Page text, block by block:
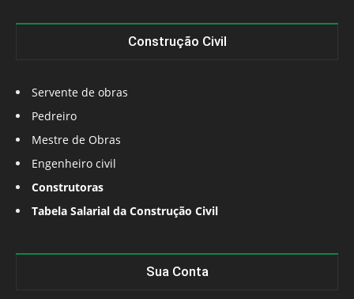
Construção Civil
Servente de obras
Pedreiro
Mestre de Obras
Engenheiro civil
Construtoras
Tabela Salarial da Construção Civil
Sua Conta